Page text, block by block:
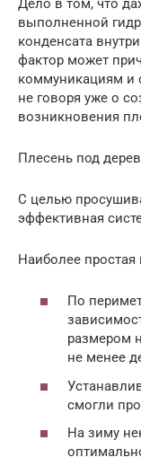
Дело в том, что
выполненной
конденсата
фактор может
коммуникациям и
не говоря уже о
возникновения
Плесень под
С целью
эффективная
Наиболее
По
размером
не менее
смогли
На зиму